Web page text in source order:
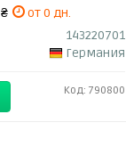
₴
от 0 дн.
143220701
Германия
Код: 790800